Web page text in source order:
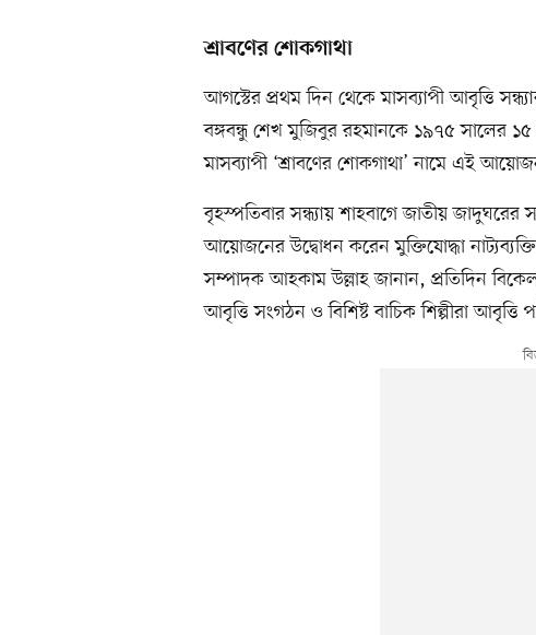
শ্রাবণের শোকগাথা
আগস্টের প্রথম দিন থেকে মাসব্যাপী আবৃত্তি
বঙ্গবন্ধু শেখ মুজিবুর রহমানকে ১৯৭৫ সালের
মাসব্যাপী ‘শ্রাবণের শোকগাথা’ নামে এই
বৃহস্পতিবার সন্ধ্যায় শাহবাগে জাতীয়
আয়োজনের উদ্বোধন করেন মুক্তিযোদ্ধা
সম্পাদক আহকাম উল্লাহ জানান, প্রতিদিন বিকেল
আবৃত্তি সংগঠন ও বিশিষ্ট বাচিক শিল্পীরা আবৃত্তি